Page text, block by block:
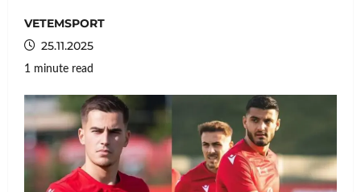
VETEMSPORT
25.11.2025
1 minute read